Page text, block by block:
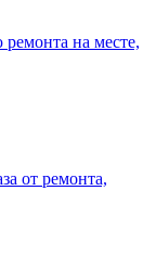
на месте,
от ремонта,